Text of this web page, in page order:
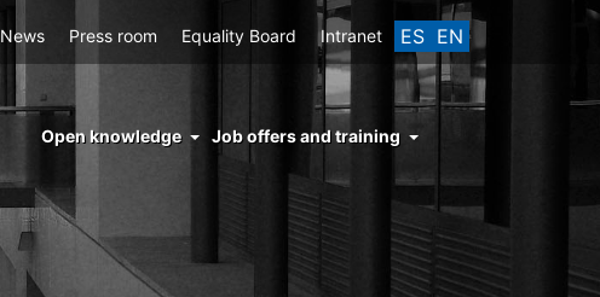
ES EN
News Press room Equality Board Intranet
menu
cchs
conocimiento
abierto
Open knowledge Job offers and training